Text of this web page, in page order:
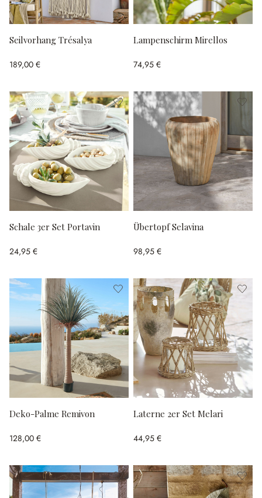
Seilvorhang Trésalya
189,00 €
Lampenschirm Mirellos
74,95 €
Schale 3er Set Portavin
24,95 €
Übertopf Selavina
98,95 €
Deko-Palme Remivon
128,00 €
Laterne 2er Set Melari
44,95 €